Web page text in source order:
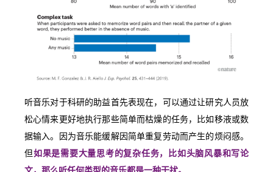
听音乐对于科研的助益首先表现在，可以通过让研究人员放
松心情来更好地执行那些简单而枯燥的任务，比如移液或数
据输入。因为音乐能缓解因简单重复劳动而产生的烦闷感。
但如果是需要大量思考的复杂任务，比如头脑风暴和写论